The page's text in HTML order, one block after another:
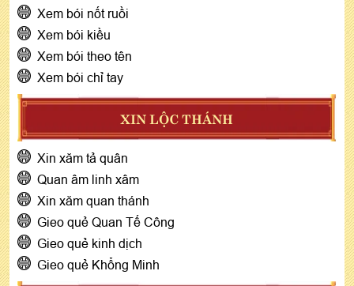
Xem bói nốt ruồi
Xem bói kiều
Xem bói theo tên
Xem bói chỉ tay
XIN LỘC THÁNH
Xin xăm tả quân
Quan âm linh xâm
Xin xăm quan thánh
Gieo quẻ Quan Tế Công
Gieo quẻ kinh dịch
Gieo quẻ Khổng Minh